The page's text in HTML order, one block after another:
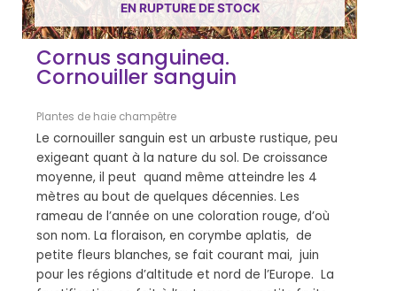
EN RUPTURE DE STOCK
Cornus sanguinea.
Cornouiller sanguin
Plantes de haie champêtre
Le cornouiller sanguin est un arbuste rustique, peu
exigeant quant à la nature du sol. De croissance
moyenne, il peut quand même atteindre les 4
mètres au bout de quelques décennies. Les
rameau de l’année on une coloration rouge, d’où
son nom. La floraison, en corymbe aplatis, de
petite fleurs blanches, se fait courant mai, juin
pour les régions d’altitude et nord de l’Europe. La